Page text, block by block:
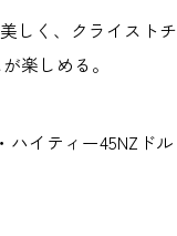
しく、クライスト
楽しめる。
イティー45NZド